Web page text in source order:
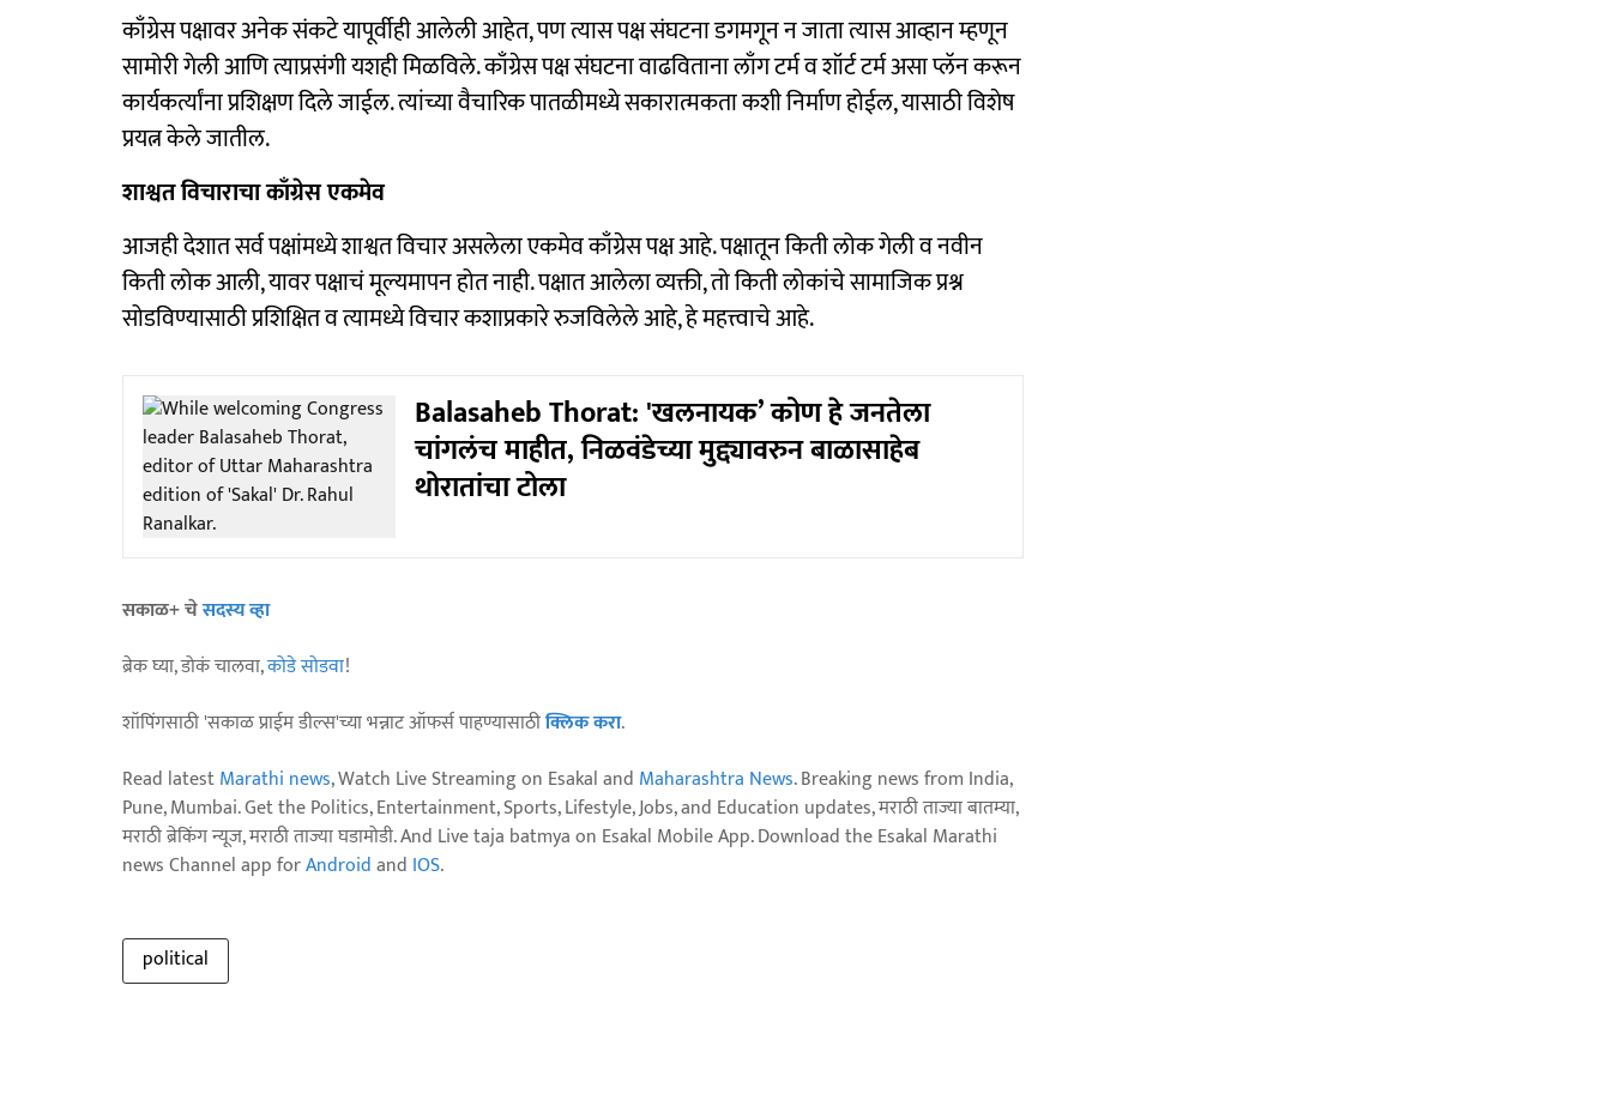
काँग्रेस पक्षावर अनेक संकटे यापूर्वीही आलेली आहेत, पण त्यास पक्ष संघटना डगमगून न जाता त्यास आव्हान म्हणून
सामोरी गेली आणि त्याप्रसंगी यशही मिळविले. काँग्रेस पक्ष संघटना वाढविताना लाँग टर्म व शॉर्ट टर्म असा प्लॅन करून
कार्यकर्त्यांना प्रशिक्षण दिले जाईल. त्यांच्या वैचारिक पातळीमध्ये सकारात्मकता कशी निर्माण होईल, यासाठी विशेष
प्रयत्न केले जातील.
शाश्वत विचाराचा काँग्रेस एकमेव
आजही देशात सर्व पक्षांमध्ये शाश्वत विचार असलेला एकमेव काँग्रेस पक्ष आहे. पक्षातून किती लोक गेली व नवीन
किती लोक आली, यावर पक्षाचं मूल्यमापन होत नाही. पक्षात आलेला व्यक्ती, तो किती लोकांचे सामाजिक प्रश्न
सोडविण्यासाठी प्रशिक्षित व त्यामध्ये विचार कशाप्रकारे रुजविलेले आहे, हे महत्त्वाचे आहे.
Balasaheb Thorat: 'खलनायक’ कोण हे जनतेला
चांगलंच माहीत, निळवंडेच्या मुद्द्यावरुन बाळासाहेब
थोरातांचा टोला
सकाळ+ चेसदस्य व्हा
ब्रेक घ्या, डोकं चालवा,कोडे सोडवा!
शॉपिंगसाठी 'सकाळ प्राईम डील्स'च्या भन्नाट ऑफर्स पाहण्यासाठीक्लिक करा.
Read latestMarathi news, Watch Live Streaming on Esakal and Maharashtra News. Breaking news from India,
Pune, Mumbai. Get the Politics, Entertainment, Sports, Lifestyle, Jobs, and Education updates, मराठी ताज्या बातम्या,
मराठी ब्रेकिंग न्यूज, मराठी ताज्या घडामोडी. And Live taja batmya on Esakal Mobile App. Download the Esakal Marathi
news Channel app forAndroidand IOS.
political